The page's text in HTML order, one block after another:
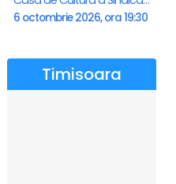
6 octombrie 2026, ora 19:30
Timisoara